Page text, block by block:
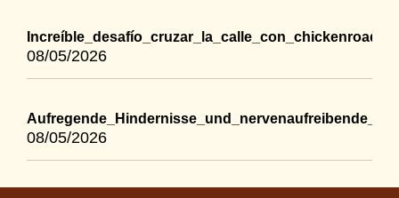
08/05/2026
08/05/2026